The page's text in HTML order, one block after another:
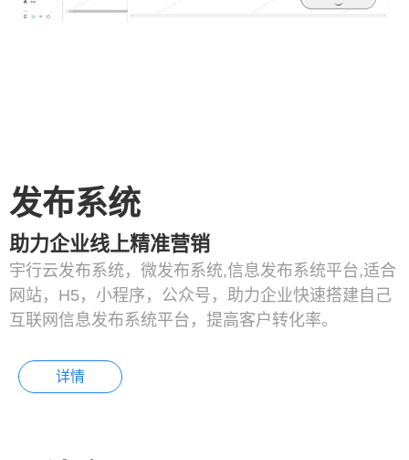
发布系统
助力企业线上精准营销
宇行云发布系统，微发布系统,信息发布系统平台,适合
网站，H5，小程序，公众号，助力企业快速搭建自己
互联网信息发布系统平台，提高客户转化率。
详情